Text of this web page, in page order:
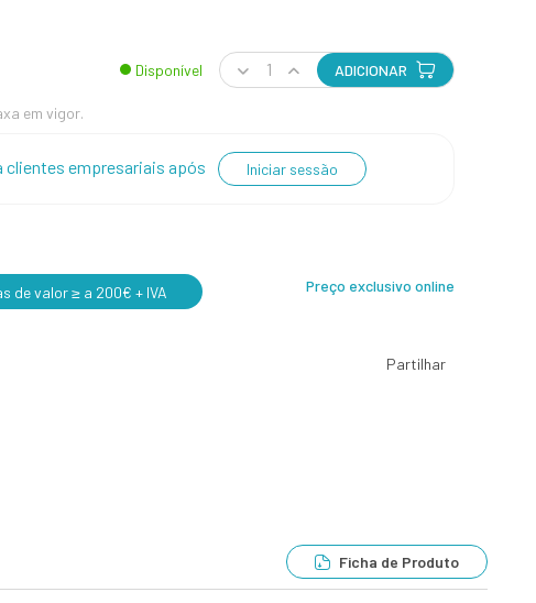
Disponível ADICIONAR
em vigor.
clientes empresariais após Iniciar sessão
de valor ≥ a 200€ + IVA Preço exclusivo online
Partilhar
Ficha de Produto